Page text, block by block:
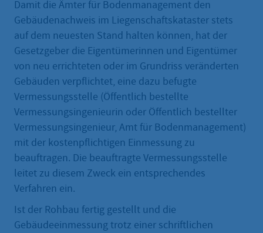
Damit die Ämter für Bodenmanagement den
Gebäudenachweis im Liegenschaftskataster stets
auf dem neuesten Stand halten können, hat der
Gesetzgeber die Eigentümerinnen und Eigentümer
von neu errichteten oder im Grundriss veränderten
Gebäuden verpflichtet, eine dazu befugte
Vermessungsstelle (Öffentlich bestellte
Vermessungsingenieurin oder Öffentlich bestellter
Vermessungsingenieur, Amt für Bodenmanagement)
mit der kostenpflichtigen Einmessung zu
beauftragen. Die beauftragte Vermessungsstelle
leitet zu diesem Zweck ein entsprechendes
Verfahren ein.
Ist der Rohbau fertig gestellt und die
Gebäudeeinmessung trotz einer schriftlichen